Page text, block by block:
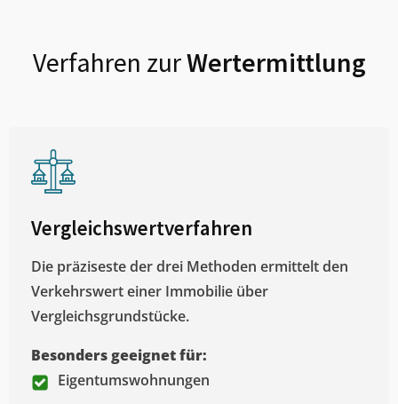
Verfahren zurWertermittlung
Vergleichswertverfahren
Die präziseste der drei Methoden ermittelt den
Verkehrswert einer Immobilie über
Vergleichsgrundstücke.
Besonders geeignet für:
Eigentumswohnungen